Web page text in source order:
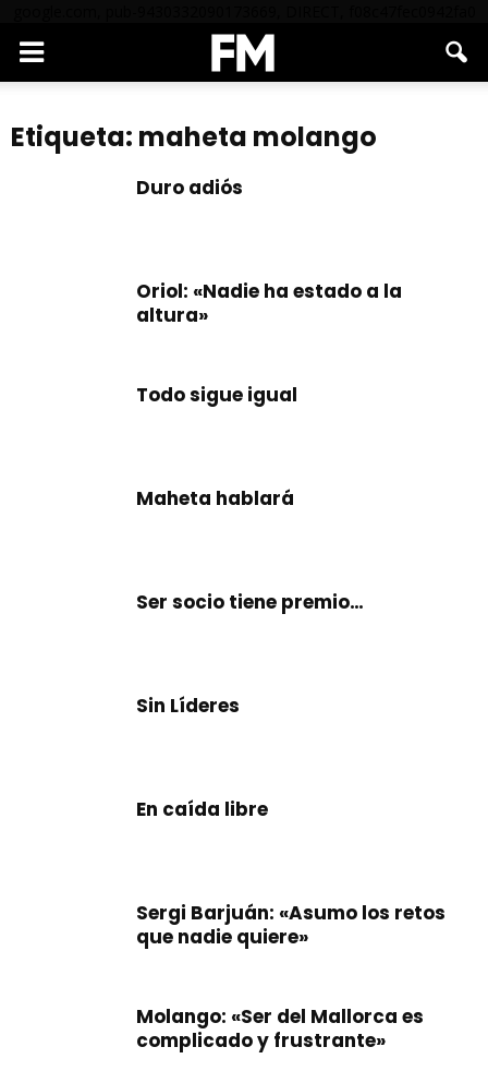
Etiqueta: maheta molango
Duro adiós
Oriol: «Nadie ha estado a la
altura»
Todo sigue igual
Maheta hablará
Ser socio tiene premio…
Sin Líderes
En caída libre
Sergi Barjuán: «Asumo los retos
que nadie quiere»
Molango: «Ser del Mallorca es
complicado y frustrante»